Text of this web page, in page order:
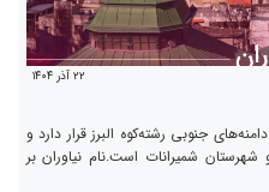
۲۲ آذر ۱۴۰۴
جنوبی رشته‌کوه البرز قرار دارد و
شمیرانات است.نام نیاوران بر